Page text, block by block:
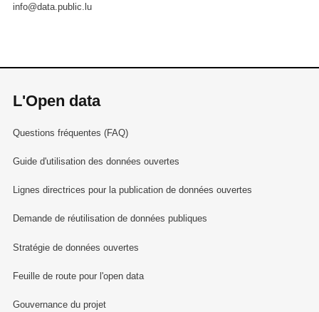
info@data.public.lu
L'Open data
Questions fréquentes (FAQ)
Guide d'utilisation des données ouvertes
Lignes directrices pour la publication de données ouvertes
Demande de réutilisation de données publiques
Stratégie de données ouvertes
Feuille de route pour l'open data
Gouvernance du projet